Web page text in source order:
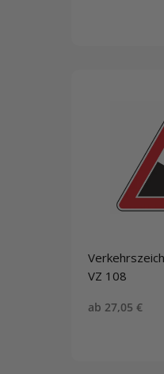
VZ 108
Sonderpreis
ab 27,05 €